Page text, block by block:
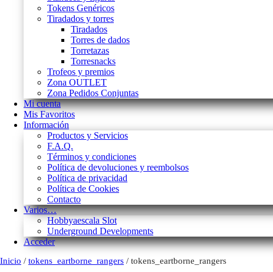
Tokens Genéricos
Tiradados y torres
Tiradados
Torres de dados
Torretazas
Torresnacks
Trofeos y premios
Zona OUTLET
Zona Pedidos Conjuntas
Mi cuenta
Mis Favoritos
Información
Productos y Servicios
F.A.Q.
Términos y condiciones
Política de devoluciones y reembolsos
Política de privacidad
Política de Cookies
Contacto
Varios…
Hobbyaescala Slot
Underground Developments
Acceder
Inicio / tokens_eartborne_rangers / tokens_eartborne_rangers